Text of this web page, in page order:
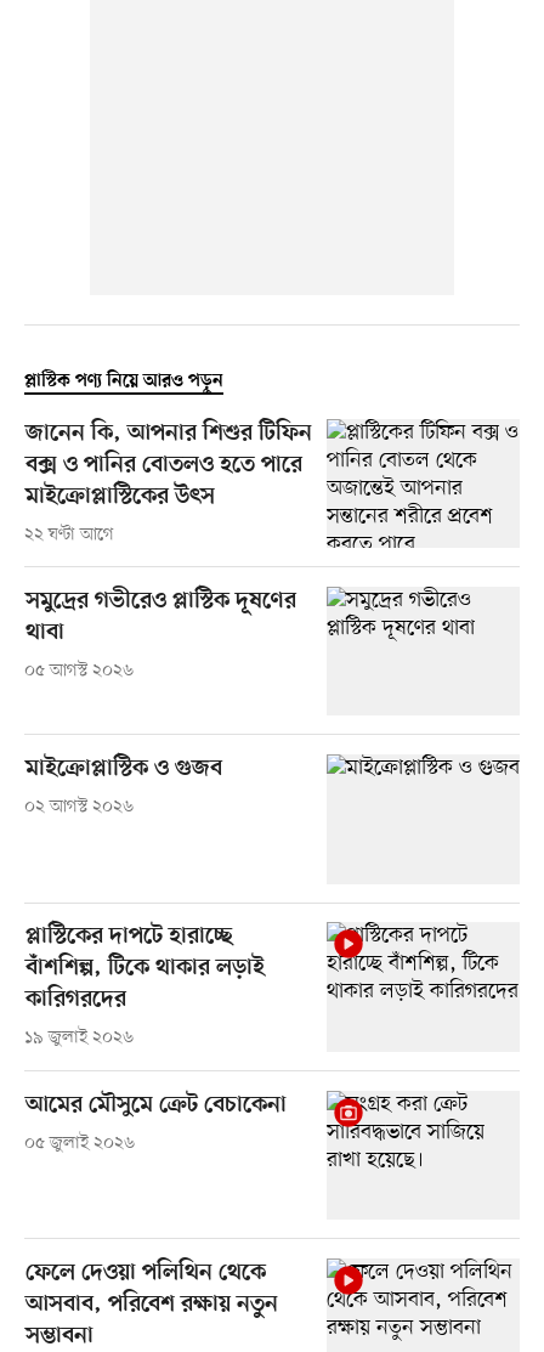
প্লাস্টিক পণ্য নিয়ে আরও পড়ুন
জানেন কি, আপনার শিশুর টিফিন
বক্স ও পানির বোতলও হতে পারে
মাইক্রোপ্লাস্টিকের উৎস
২২ ঘণ্টা আগে
সমুদ্রের গভীরেও প্লাস্টিক দূষণের
থাবা
০৫ আগস্ট ২০২৬
মাইক্রোপ্লাস্টিক ও গুজব
০২ আগস্ট ২০২৬
প্লাস্টিকের দাপটে হারাচ্ছে
বাঁশশিল্প, টিকে থাকার লড়াই
কারিগরদের
১৯ জুলাই ২০২৬
আমের মৌসুমে ক্রেট বেচাকেনা
০৫ জুলাই ২০২৬
ফেলে দেওয়া পলিথিন থেকে
আসবাব, পরিবেশ রক্ষায় নতুন
সম্ভাবনা